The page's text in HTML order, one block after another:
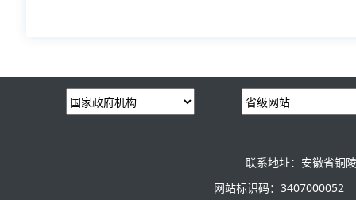
联系地址：安徽省铜
网站标识码：3407000052